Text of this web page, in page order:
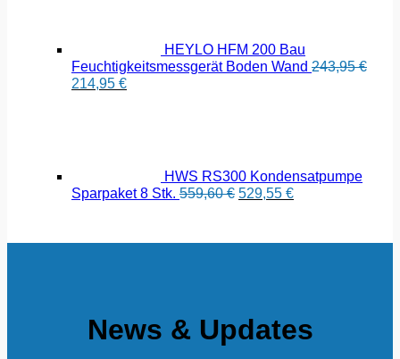
HEYLO HFM 200 Bau
Feuchtigkeitsmessgerät Boden Wand 243,95€
Ursprünglicher
214,95 €Aktueller
HWS RS300 Kondensatpumpe
Sparpaket 8 Stk. 559,60€ Ursprünglicher
559,60 €
529,55 €Aktueller
529,55 €.
News & Updates